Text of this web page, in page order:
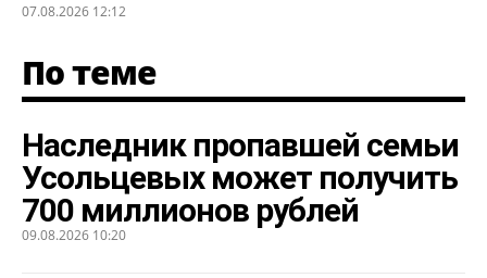
07.08.2026 12:12
По теме
Наследник пропавшей семьи
Усольцевых может получить
700 миллионов рублей
09.08.2026 10:20